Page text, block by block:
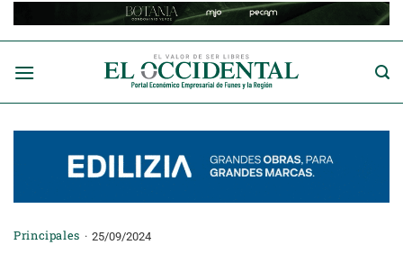
Principales 25/09/2024